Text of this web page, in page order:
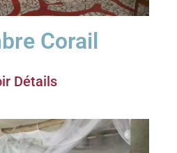
Corail
Détails